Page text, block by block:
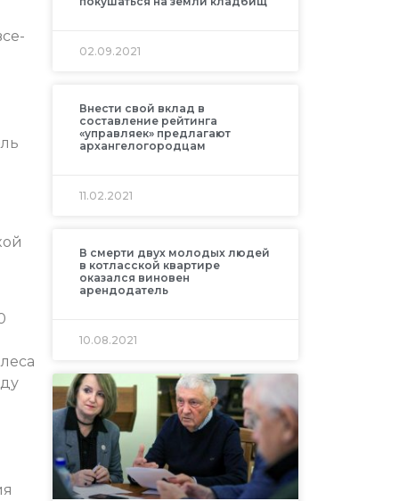
02.09.2021
Внести свой вклад в
составление рейтинга
«управляек» предлагают
архангелогородцам
11.02.2021
В смерти двух молодых людей
в котласской квартире
оказался виновен
арендодатель
10.08.2021